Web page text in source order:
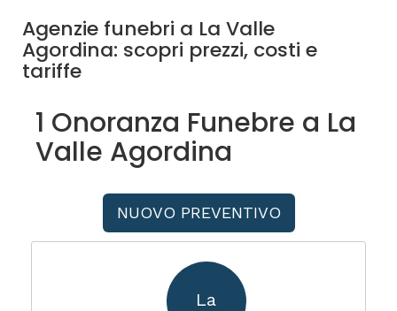
Agenzie funebri a La Valle
Agordina: scopri prezzi, costi e
tariffe
1 Onoranza Funebre a La
Valle Agordina
NUOVO PREVENTIVO
La